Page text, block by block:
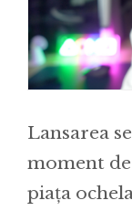
Lansarea
moment
piața